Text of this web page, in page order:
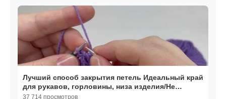
Лучший способ закрытия петель Идеальный край
для рукавов, горловины, низа изделия/Не
закручивается
37 714 просмотров